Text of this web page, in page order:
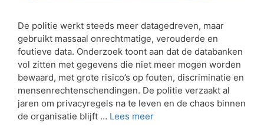
De politie werkt steeds meer datagedreven, maar
gebruikt massaal onrechtmatige, verouderde en
foutieve data. Onderzoek toont aan dat de databanken
vol zitten met gegevens die niet meer mogen worden
bewaard, met grote risico’s op fouten, discriminatie en
mensenrechtenschendingen. De politie verzaakt al
jaren om privacyregels na te leven en de chaos binnen
de organisatie blijft … Lees meer